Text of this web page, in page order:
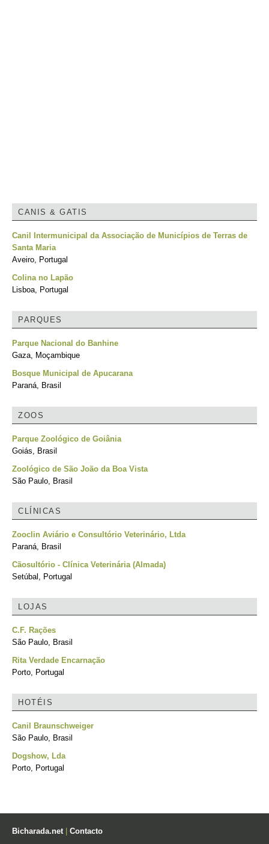
CANIS & GATIS
Canil Intermunicipal da Associação de Municípios de Terras de
Santa Maria
Aveiro, Portugal
Colina no Lapão
Lisboa, Portugal
PARQUES
Parque Nacional do Banhine
Gaza, Moçambique
Bosque Municipal de Apucarana
Paraná, Brasil
ZOOS
Parque Zoológico de Goiânia
Goiás, Brasil
Zoológico de São João da Boa Vista
São Paulo, Brasil
CLÍNICAS
Zooclin Aviário e Consultório Veterinário, Ltda
Paraná, Brasil
Cãosultório - Clínica Veterinária (Almada)
Setúbal, Portugal
LOJAS
C.F. Rações
São Paulo, Brasil
Rita Verdade Encarnação
Porto, Portugal
HOTÉIS
Canil Braunschweiger
São Paulo, Brasil
Dogshow, Lda
Porto, Portugal
Bicharada.net| Contacto